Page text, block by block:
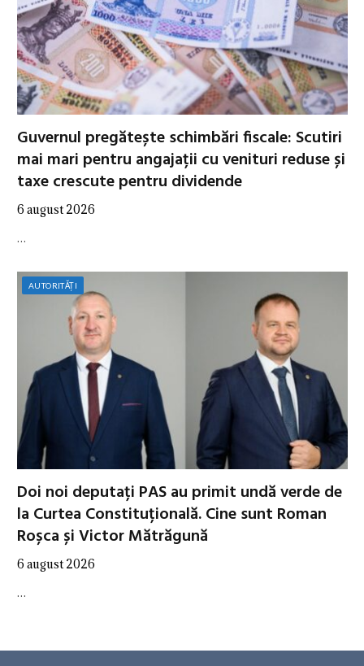
Guvernul pregătește schimbări fiscale: Scutiri
mai mari pentru angajații cu venituri reduse și
taxe crescute pentru dividende
6 august 2026
…
AUTORITĂȚI
Doi noi deputați PAS au primit undă verde de
la Curtea Constituțională. Cine sunt Roman
Roșca și Victor Mătrăgună
6 august 2026
…